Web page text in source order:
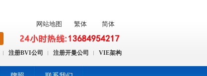
网站地图 繁体 简体
注册BVI公司 注册开曼公司 VIE架构